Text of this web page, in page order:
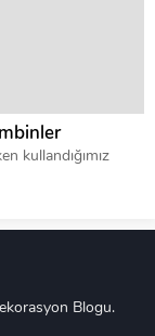
kullandığımız
Blogu.